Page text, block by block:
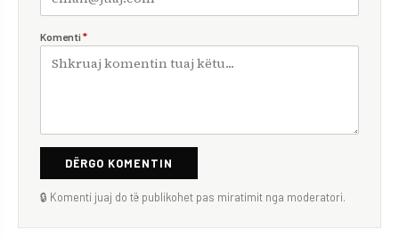
Komenti *
DËRGO KOMENTIN
🔒 Komenti juaj do të publikohet pas miratimit nga moderatori.